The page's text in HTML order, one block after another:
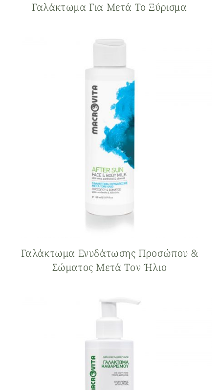
Γαλάκτωμα Για Μετά Το Ξύρισμα
Γαλάκτωμα Ενυδάτωσης Προσώπου &
Σώματος Μετά Τον Ήλιο